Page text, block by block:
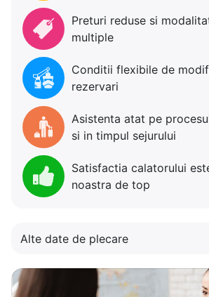
Preturi reduse si
multiple
Conditii flexibile de
rezervari
Asistenta atat pe
si in timpul sejurului
Satisfactia calatorului
noastra de top
Alte date de plecare